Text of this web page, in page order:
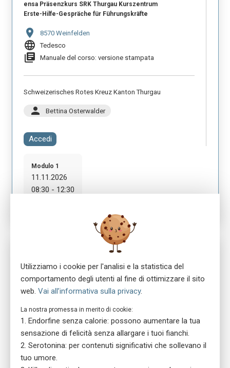
ensa Präsenzkurs SRK Thurgau Kurszentrum
Erste-Hilfe-Gespräche für Führungskräfte
location_on 8570 Weinfelden
language Tedesco
library_books Manuale del corso: versione stampata
Schweizerisches Rotes Kreuz Kanton Thurgau
person Bettina Osterwalder
Accedi
Modulo 1
11.11.2026
08:30 - 12:30
Erste-Hilfe-Gespräche für Führungskräfte
location_on 6004 Luzern
library_books Manuale del corso: versione stampata
Praxis für ganzheitliche Gesundheitsberatung GmbH
Utilizziamo i cookie per l'analisi e la statistica del
comportamento degli utenti al fine di ottimizzare il sito
web. Vai all’informativa sulla privacy.
La nostra promessa in merito di cookie:
Endorfine senza calorie: possono aumentare la tua
sensazione di felicità senza allargare i tuoi fianchi.
Serotonina: per contenuti significativi che sollevano il
tuo umore.